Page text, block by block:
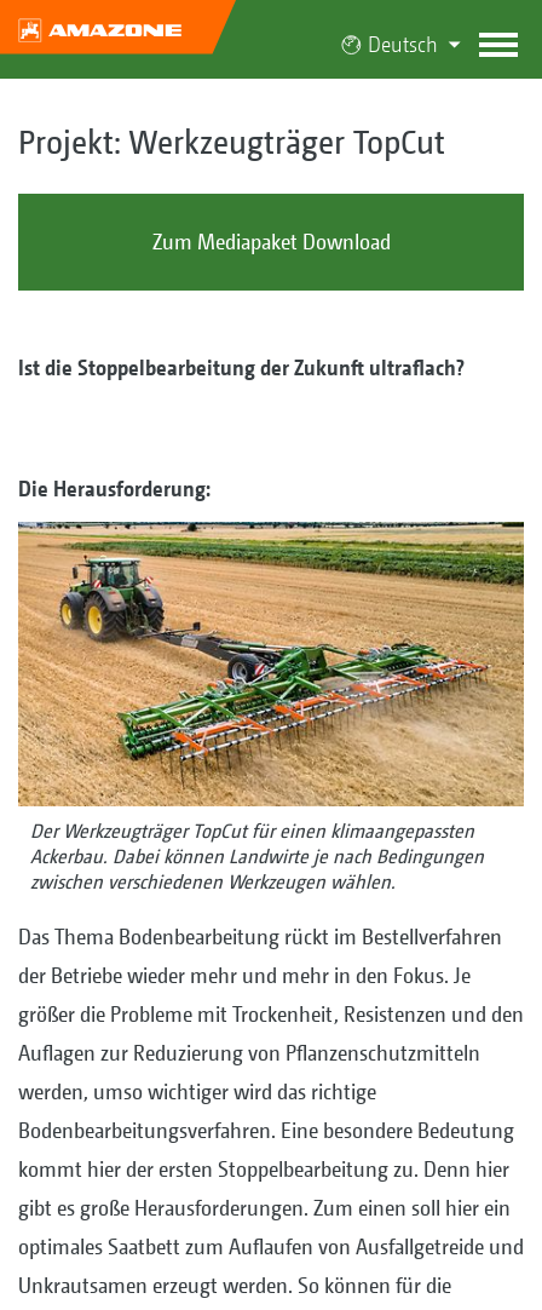
Deutsch
Projekt: Werkzeugträger TopCut
Zum Mediapaket Download
Ist die Stoppelbearbeitung der Zukunft ultraflach?
Die Herausforderung:
Der Werkzeugträger TopCut für einen klimaangepassten
Ackerbau. Dabei können Landwirte je nach Bedingungen
zwischen verschiedenen Werkzeugen wählen.
Das Thema Bodenbearbeitung rückt im Bestellverfahren
der Betriebe wieder mehr und mehr in den Fokus. Je
größer die Probleme mit Trockenheit, Resistenzen und den
Auflagen zur Reduzierung von Pflanzenschutzmitteln
werden, umso wichtiger wird das richtige
Bodenbearbeitungsverfahren. Eine besondere Bedeutung
kommt hier der ersten Stoppelbearbeitung zu. Denn hier
gibt es große Herausforderungen. Zum einen soll hier ein
optimales Saatbett zum Auflaufen von Ausfallgetreide und
Unkrautsamen erzeugt werden. So können für die